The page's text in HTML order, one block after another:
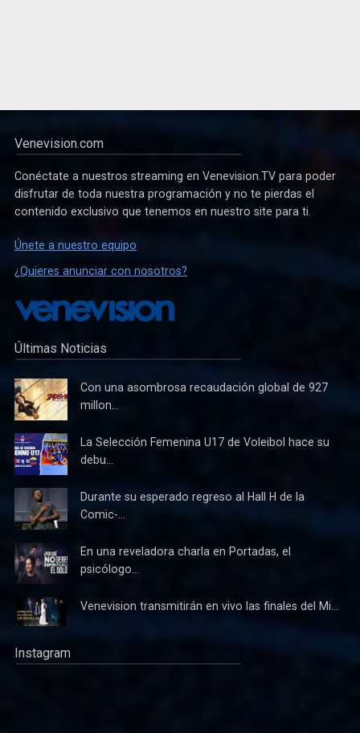
Venevision.com
Conéctate a nuestros streaming en Venevision.TV para poder
disfrutar de toda nuestra programación y no te pierdas el
contenido exclusivo que tenemos en nuestro site para ti.
Únete a nuestro equipo
¿Quieres anunciar con nosotros?
Últimas Noticias
Con una asombrosa recaudación global de 927
millon...
La Selección Femenina U17 de Voleibol hace su
debu...
Durante su esperado regreso al Hall H de la
Comic-...
En una reveladora charla en Portadas, el
psicólogo...
Venevision transmitirán en vivo las finales del Mi...
Instagram